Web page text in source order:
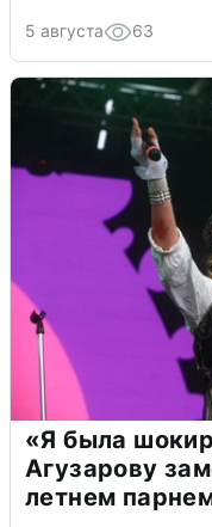
5 августа 63
«Я была
Агузарову
летнем